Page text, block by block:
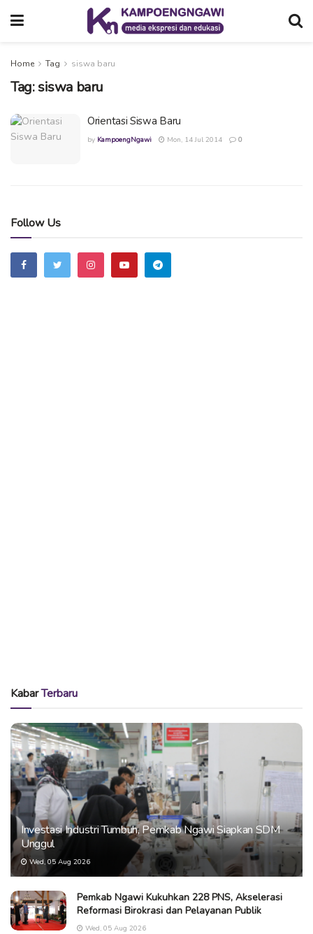
Home Tag siswa baru
Tag:siswa baru
Orientasi Siswa Baru
by KampoengNgawi Mon, 14 Jul 2014 0
Follow Us
KabarTerbaru
Investasi Industri Tumbuh, Pemkab Ngawi Siapkan SDM
Unggul
Wed, 05 Aug 2026
Pemkab Ngawi Kukuhkan 228 PNS, Akselerasi
Reformasi Birokrasi dan Pelayanan Publik
Wed, 05 Aug 2026